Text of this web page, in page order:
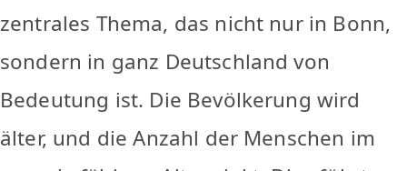
zentrales Thema, das nicht nur in Bonn,
sondern in ganz Deutschland von
Bedeutung ist. Die Bevölkerung wird
älter, und die Anzahl der Menschen im